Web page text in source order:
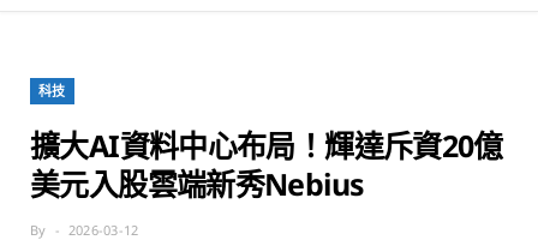
b
t
科技
擴大AI資料中心布局！輝達斥資20億
美元入股雲端新秀Nebius
By 2026-03-12